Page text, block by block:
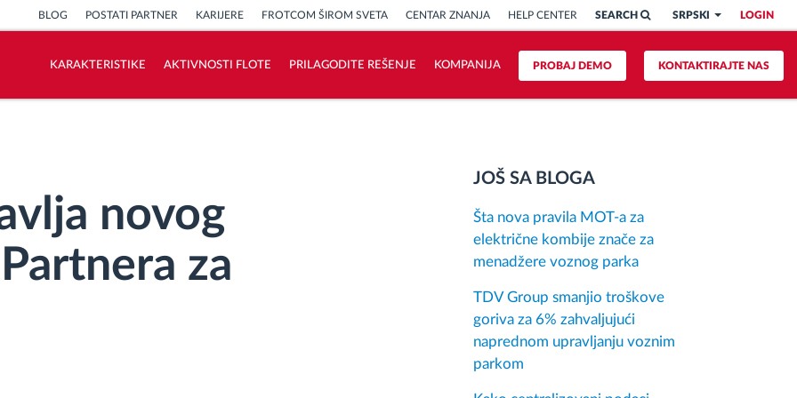
LOGIN
SRPSKI
SEARCH
BLOG POSTATI PARTNER KARIJERE FROTCOM ŠIROM SVETA CENTAR ZNANJA HELP CENTER
KONTAKTIRAJTE NAS
PROBAJ DEMO
KARAKTERISTIKE AKTIVNOSTI FLOTE PRILAGODITE REŠENJE KOMPANIJA
novog
za
JOŠ SA BLOGA
Šta nova pravila MOT-a za
električne kombije znače za
menadžere voznog parka
TDV Group smanjio troškove
goriva za 6% zahvaljujući
naprednom upravljanju voznim
parkom